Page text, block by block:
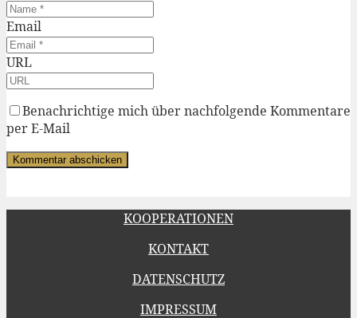
Email
URL
Benachrichtige mich über nachfolgende Kommentare
per E-Mail
KOOPERATIONEN
KONTAKT
DATENSCHUTZ
IMPRESSUM